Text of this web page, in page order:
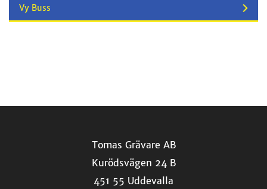
Vy Buss
Tomas Grävare AB
Kurödsvägen 24 B
451 55 Uddevalla